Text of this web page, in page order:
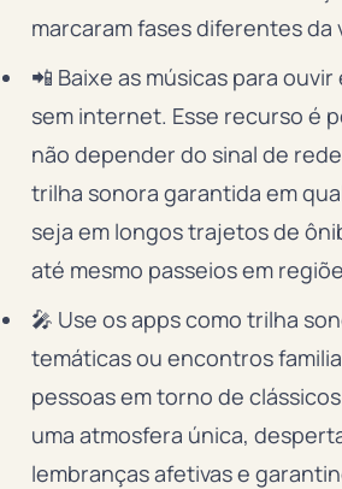
marcaram fases diferentes da
📲 Baixe as músicas para ouvir
sem internet. Esse recurso é
não depender do sinal de
trilha sonora garantida em
seja em longos trajetos de
até mesmo passeios em
🎤 Use os apps como trilha
temáticas ou encontros
pessoas em torno de
uma atmosfera única,
lembranças afetivas e